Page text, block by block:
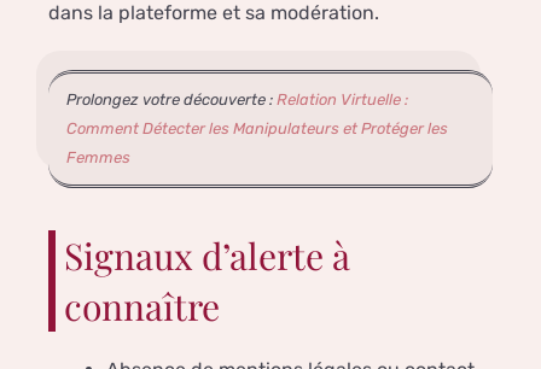
dans la plateforme et sa modération.
Prolongez votre découverte : Relation Virtuelle :
Comment Détecter les Manipulateurs et Protéger les
Femmes
Signaux d’alerte à
connaître